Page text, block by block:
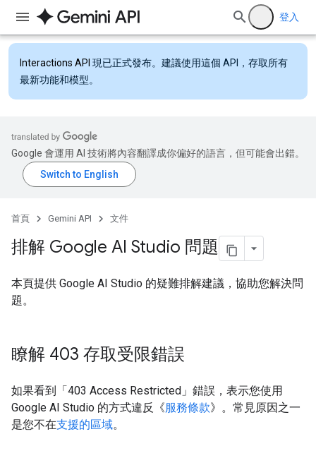
登入
Interactions API 現已正式發布。建議使用這個 API，存取所有
最新功能和模型。
Google 會運用 AI 技術將內容翻譯成你偏好的語言，但可能會出錯。
首頁 Gemini API 文件
排解 Google AI Studio 問題
本頁提供 Google AI Studio 的疑難排解建議，協助您解決問
題。
瞭解 403 存取受限錯誤
如果看到「403 Access Restricted」錯誤，表示您使用
Google AI Studio 的方式違反《服務條款》。常見原因之一
是您不在支援的區域。